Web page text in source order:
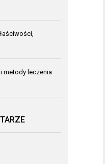
metody leczenia